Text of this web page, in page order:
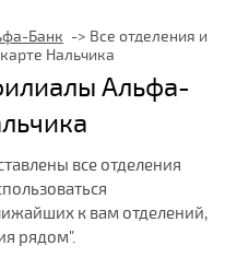
Купить
Банк
Все отделения и
Нальчика
Альфа-
все отделения
к вам отделений,
рядом".